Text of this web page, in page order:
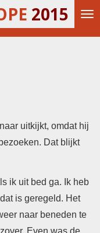
2015
uitkijkt, omdat hij
Dat blijkt
ik uit bed ga. Ik heb
is geregeld. Het
naar beneden te
Even was de